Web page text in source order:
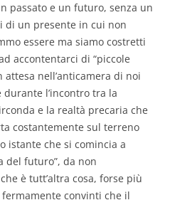
passato e un futuro, senza un
di un presente in cui non
essere ma siamo costretti
accontentarci di “piccole
nell’anticamera di noi
l’incontro tra la
e la realtà precaria che
costantemente sul terreno
istante che si comincia a
del futuro”, da non
che è tutt’altra cosa, forse più
convinti che il